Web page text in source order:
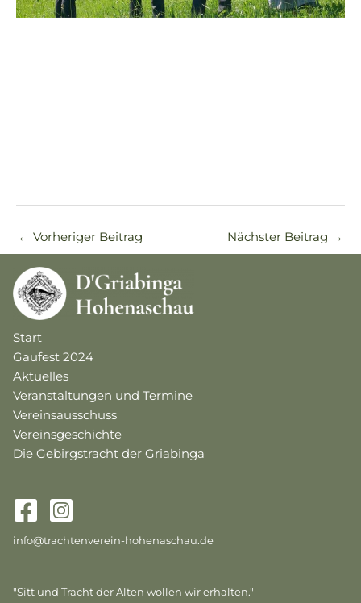
← Vorheriger Beitrag Nächster Beitrag →
Start
Gaufest 2024
Aktuelles
Veranstaltungen und Termine
Vereinsausschuss
Vereinsgeschichte
Die Gebirgstracht der Griabinga
info@trachtenverein-hohenaschau.de
"Sitt und Tracht der Alten wollen wir erhalten."